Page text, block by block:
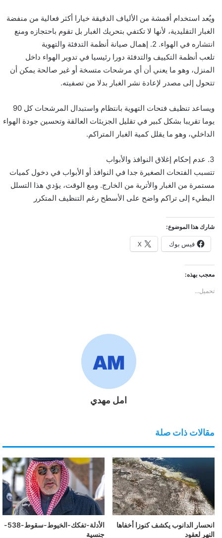
ويُعد استخدام أقمشة من الألياف الدقيقة خيارا أكثر فعالية من منفضة
الغبار التقليدية، لأنها لا تكتفي بتحريك الغبار بل تقوم باحتجازه ومنع
انتشاره في الهواء. 2. إهمال صيانة أنظمة التدفئة والتهوية
تلعب أنظمة التكييف والتدفئة دورا رئيسيا في تدوير الهواء داخل
المنزل، وهو ما يعني أن أي مرشحات متسخة أو غير صالحة يمكن أن
تتحول إلى مصدر لإعادة نشر الغبار بدلا من تصفيته.
ويساعد تنظيف فتحات التهوية بانتظام واستبدال المرشحات كل 90
يوما تقريبا بشكل كبير في تقليل الجزيئات العالقة وتحسين جودة الهواء
الداخلي، وهو ما يقلل كمية الغبار المتراكم.
3. عدم إحكام إغلاق النوافذ والأبواب
تتسبب الفتحات الصغيرة جدا في النوافذ أو الأبواب في دخول كميات
مستمرة من الغبار والأتربة من الخارج. ومع الوقت، يؤدي هذا التسلل
البطيء إلى تراكم واضح على الأسطح رغم التنظيف المتكرر
شارك هذا الموضوع:
فيس بوك X
معجب بهذه:
تحميل...
امل مهدي
مقالات ذات صلة
انحسار الدانوب يكشف كنوزا أخفاها
النهر لعقود
الأدلة-تفكك-الخيوط-سقوط-538-
جنسية